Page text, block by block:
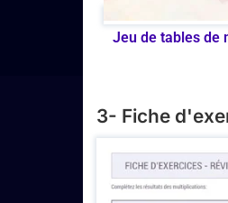
Jeu de tables de
3- Fiche